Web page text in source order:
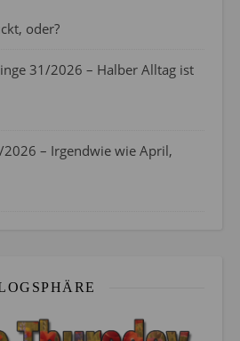
oder?
31/2026 – Halber Alltag ist
– Irgendwie wie April,